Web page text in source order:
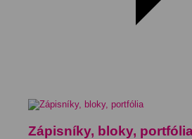
Zápisníky, bloky,